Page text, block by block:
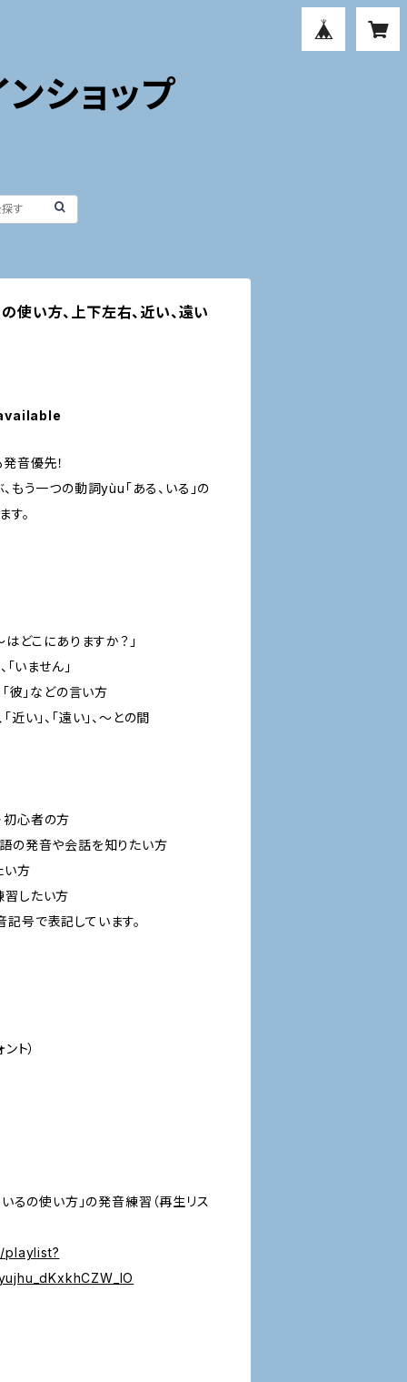
ショップ
使い方、上下左右、近い、遠い
音優先！
もう一つの動詞yùu「ある、いる」の
す。
はどこにありますか？」
「いません」
「彼」などの言い方
近い」、「遠い」、～との間
初心者の方
の発音や会話を知りたい方
い方
習したい方
号で表記しています。
ト）
るの使い方」の発音練習（再生リス
playlist?